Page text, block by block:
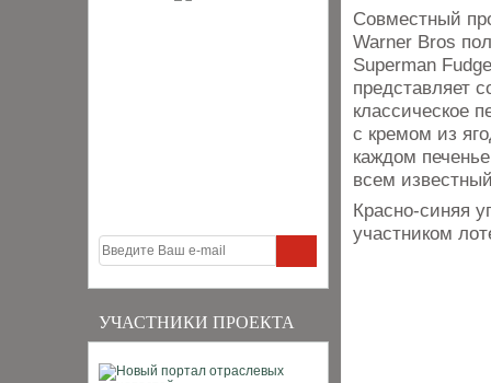
УЧАСТНИКИ ПРОЕКТА
Совместный
Warner Bros
Superman
представляет
классическое
с кремом из
каждом
всем
Красно-синяя
участником